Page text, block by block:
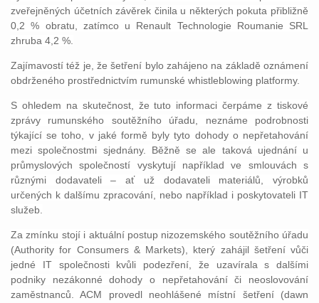
zveřejněných účetních závěrek činila u některých pokuta přibližně
0,2 % obratu, zatímco u Renault Technologie Roumanie SRL
zhruba 4,2 %.
Zajímavostí též je, že šetření bylo zahájeno na základě oznámení
obdrženého prostřednictvím rumunské whistleblowing platformy.
S ohledem na skutečnost, že tuto informaci čerpáme z tiskové
zprávy rumunského soutěžního úřadu, neznáme podrobnosti
týkající se toho, v jaké formě byly tyto dohody o nepřetahování
mezi společnostmi sjednány. Běžně se ale taková ujednání u
průmyslových společností vyskytují například ve smlouvách s
různými dodavateli – ať už dodavateli materiálů, výrobků
určených k dalšímu zpracování, nebo například i poskytovateli IT
služeb.
Za zmínku stojí i aktuální postup nizozemského soutěžního úřadu
(Authority for Consumers & Markets), který zahájil šetření vůči
jedné IT společnosti kvůli podezření, že uzavírala s dalšími
podniky nezákonné dohody o nepřetahování či neoslovování
zaměstnanců. ACM provedl neohlášené místní šetření (dawn